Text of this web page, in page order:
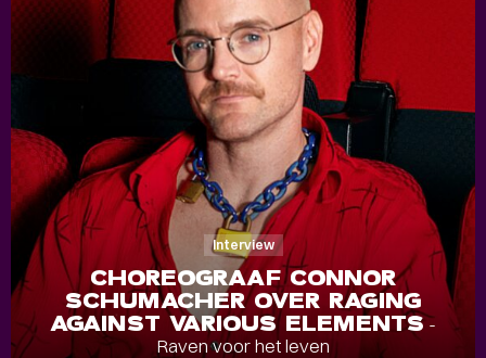
Interview
CHOREOGRAAF CONNOR
SCHUMACHER OVER RAGING
AGAINST VARIOUS ELEMENTS-
Raven voor het leven